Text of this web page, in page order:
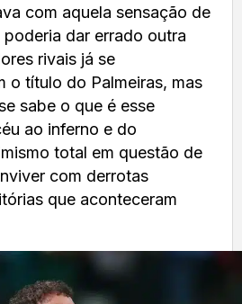
com aquela sensação de
dar errado outra
rivais já se
o título do Palmeiras, mas
sabe o que é esse
ao inferno e do
total em questão de
com derrotas
que aconteceram